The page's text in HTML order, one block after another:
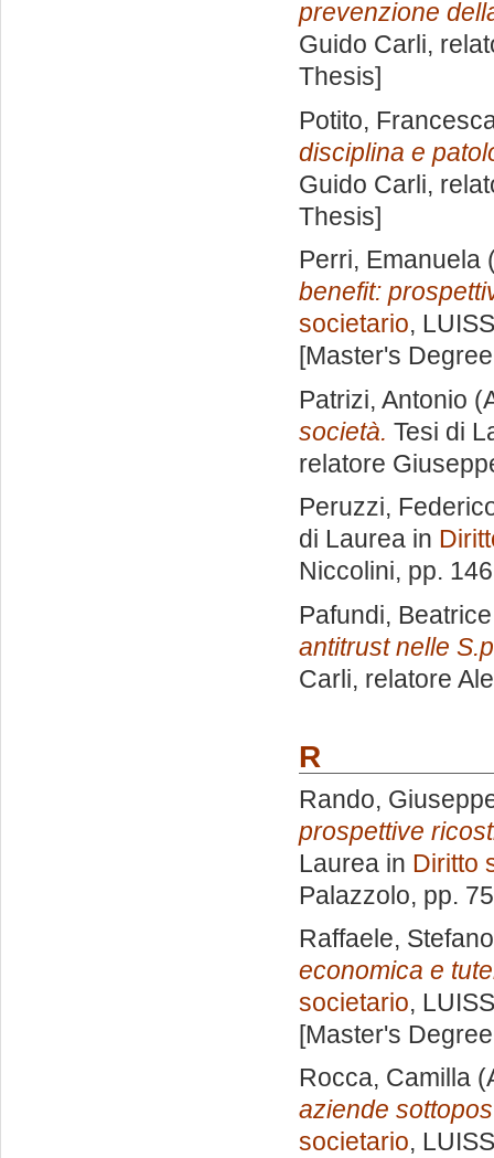
prevenzione
Guido Carli,
Thesis]
Potito,
disciplina e
Guido Carli,
Thesis]
Perri, Emanuela
benefit:
societario,
[Master's
Patrizi, Antonio
società. Tesi di
relatore
Peruzzi,
di Laurea in
Niccolini, pp.
Pafundi, Beatrice
antitrust nelle
Carli, relatore
R
Rando,
prospettive
Laurea in Diritto
Palazzolo, pp.
Raffaele, Stefano
economica e
societario,
[Master's
Rocca, Camilla
aziende
societario,